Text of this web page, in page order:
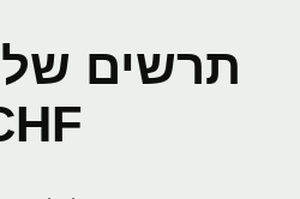
CHF